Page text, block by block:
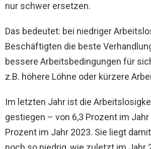
nur schwer ersetzen.
Das bedeutet: bei niedriger
Beschäftigten die beste
bessere Arbeitsbedingungen für
z.B. höhere Löhne oder kürzere
Im letzten Jahr ist die
gestiegen – von 6,3 Prozent im Jahr
Prozent im Jahr 2023. Sie liegt